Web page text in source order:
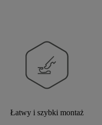
Łatwy i szybki montaż